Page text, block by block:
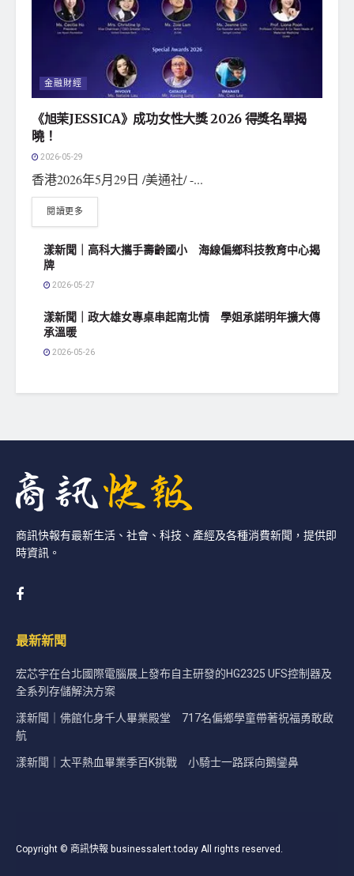
金融財經
《旭茉JESSICA》成功女性大獎 2026 得獎名單揭
曉！
2026-05-29
香港2026年5月29日 /美通社/ -...
閱讀更多
漾新聞｜高科大攜手壽齡國小 海線偏鄉科技教育中心揭
牌
2026-05-27
漾新聞｜政大雄女專桌串起南北情 學姐承諾明年擴大傳
承溫暖
2026-05-26
商訊快報有最新生活、社會、科技、產經及各種消費新聞，提供即
時資訊。
最新新聞
宏芯宇在台北國際電腦展上發布自主研發的HG2325 UFS控制器及
全系列存儲解決方案
漾新聞｜佛館化身千人畢業殿堂 717名偏鄉學童帶著祝福勇敢啟
航
漾新聞｜太平熱血畢業季百K挑戰 小騎士一路踩向鵝鑾鼻
Copyright © 商訊快報 businessalert.today All rights reserved.